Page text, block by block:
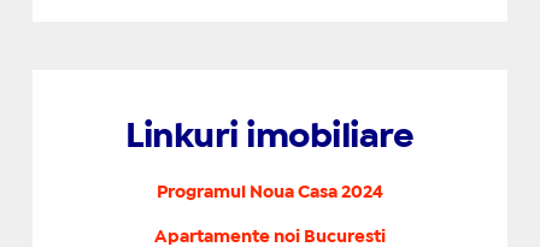
Linkuri imobiliare
Programul Noua Casa 2024
Apartamente noi Bucuresti